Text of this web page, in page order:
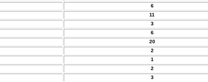
6
11
3
6
20
2
1
2
3